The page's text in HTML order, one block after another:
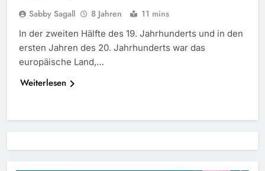
Sabby Sagall 8 Jahren 11 mins
In der zweiten Hälfte des 19. Jahrhunderts und in den
ersten Jahren des 20. Jahrhunderts war das
europäische Land,…
Weiterlesen